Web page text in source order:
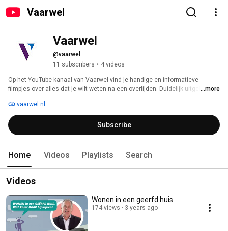
Vaarwel
Vaarwel
@vaarwel
11 subscribers • 4 videos
Op het YouTube-kanaal van Vaarwel vind je handige en informatieve
filmpjes over alles dat je wilt weten na een overlijden. Duidelijk uitgelegd en
van erfrecht? Hoe ga je om met verdeling van de erfenis en wie zijn de
erfgenamen?
...more
vaarwel.nl
Subscribe
Home Videos Playlists Search
Videos
Wonen in een geerfd huis
174 views 3 years ago